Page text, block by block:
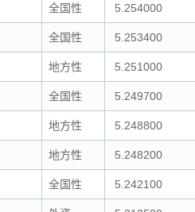
全国性 5.254000
全国性 5.253400
地方性 5.251000
全国性 5.249700
地方性 5.248800
地方性 5.248200
全国性 5.242100